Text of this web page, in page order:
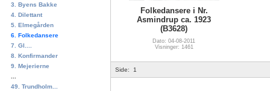
3. Byens Bakke
4. Dilettant
5. Elmegården
6. Folkedansere
7. Gl....
8. Konfirmander
9. Mejerierne
49. Trundholm...
Folkedansere i Nr.
Asmindrup ca. 1923
(B3628)
Dato: 04-08-2011
Visninger: 1461
Side: 1